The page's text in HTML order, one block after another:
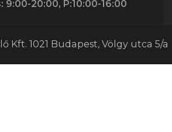
9:00-20:00, P:10:00-16:00
Kft. 1021 Budapest, Völgy utca 5/a